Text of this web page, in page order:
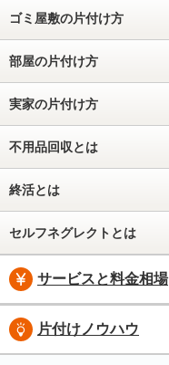
ゴミ屋敷の片付け方
部屋の片付け方
実家の片付け方
不用品回収とは
終活とは
セルフネグレクトとは
サービスと料金相場
片付けノウハウ